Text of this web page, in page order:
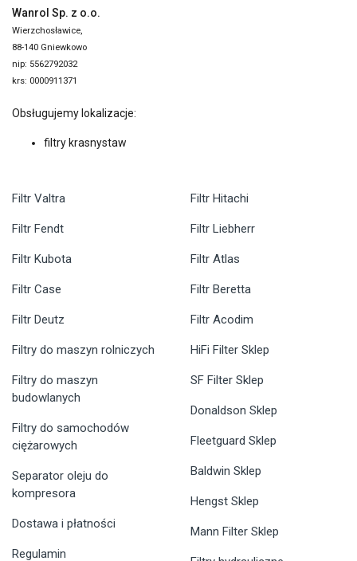
Wanrol Sp. z o.o.
Wierzchosławice,
88-140 Gniewkowo
nip: 5562792032
krs: 0000911371
Obsługujemy lokalizacje:
filtry krasnystaw
Filtr Valtra
Filtr Fendt
Filtr Kubota
Filtr Case
Filtr Deutz
Filtr Hitachi
Filtr Liebherr
Filtr Atlas
Filtr Beretta
Filtr Acodim
Filtry do maszyn rolniczych
Filtry do maszyn
budowlanych
Filtry do samochodów
ciężarowych
Separator oleju do
kompresora
Dostawa i płatności
Regulamin
HiFi Filter Sklep
SF Filter Sklep
Donaldson Sklep
Fleetguard Sklep
Baldwin Sklep
Hengst Sklep
Mann Filter Sklep